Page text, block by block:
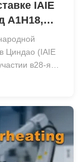
IAIE
A1H18,
Циндао (IAIE
в28-я